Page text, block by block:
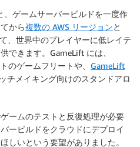
、ゲームサーバービルドを一度作
から複数の AWS リージョンと
、世界中のプレイヤーに低レイテ
できます。GameLift には、
のゲームフリートや、 GameLift
チメイキング向けのスタンドアロ
ームのテストと反復処理が必要
ービルドをクラウドにデプロイ
しいという要望がありました。